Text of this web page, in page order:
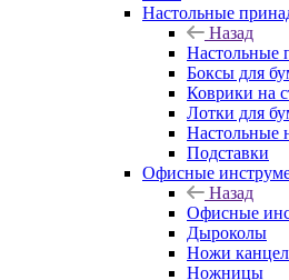
Настольные
Назад
Настольные
Боксы для
Коврики на
Лотки для
Настольные
Подставки
Офисные
Назад
Офисные
Дыроколы
Ножи
Ножницы